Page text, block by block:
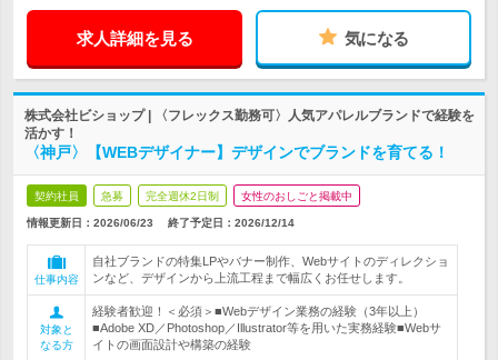
求人詳細を見る 気になる
株式会社ビショップ | 〈フレックス勤務可〉人気アパレルブランドで経験を
活かす！
〈神戸〉【WEBデザイナー】デザインでブランドを育てる！
契約社員 急募 完全週休2日制 女性のおしごと掲載中
情報更新日：2026/06/23 終了予定日： 2026/12/14
仕事内容
自社ブランドの特集LPやバナー制作、Webサイトのディレクショ
ンなど、デザインから上流工程まで幅広くお任せします。
対象と
なる方
経験者歓迎！＜必須＞■Webデザイン業務の経験（3年以上）
■Adobe XD／Photoshop／Illustrator等を用いた実務経験■Webサ
イトの画面設計や構築の経験